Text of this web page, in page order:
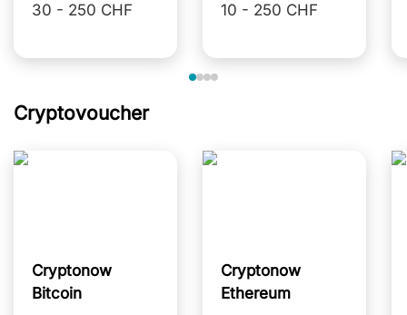
30 - 250 CHF
10 - 250 CHF
Cryptovoucher
Cryptonow
Bitcoin
Cryptonow
Ethereum